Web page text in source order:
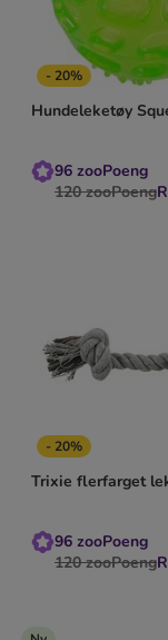
- 20%
96 zooPoeng
120 zooPoeng
- 20%
Trixie flerfarget
96 zooPoeng
120 zooPoeng